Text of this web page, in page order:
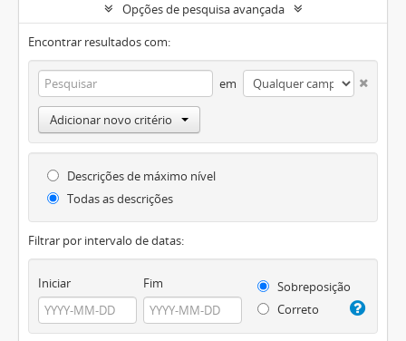
Opções de pesquisa avançada
Encontrar resultados com:
em
Adicionar novo critério
Descrições de máximo nível
Todas as descrições
Filtrar por intervalo de datas:
Iniciar Fim
Sobreposição
Correto